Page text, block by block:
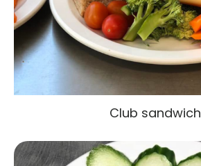
Club sandwich